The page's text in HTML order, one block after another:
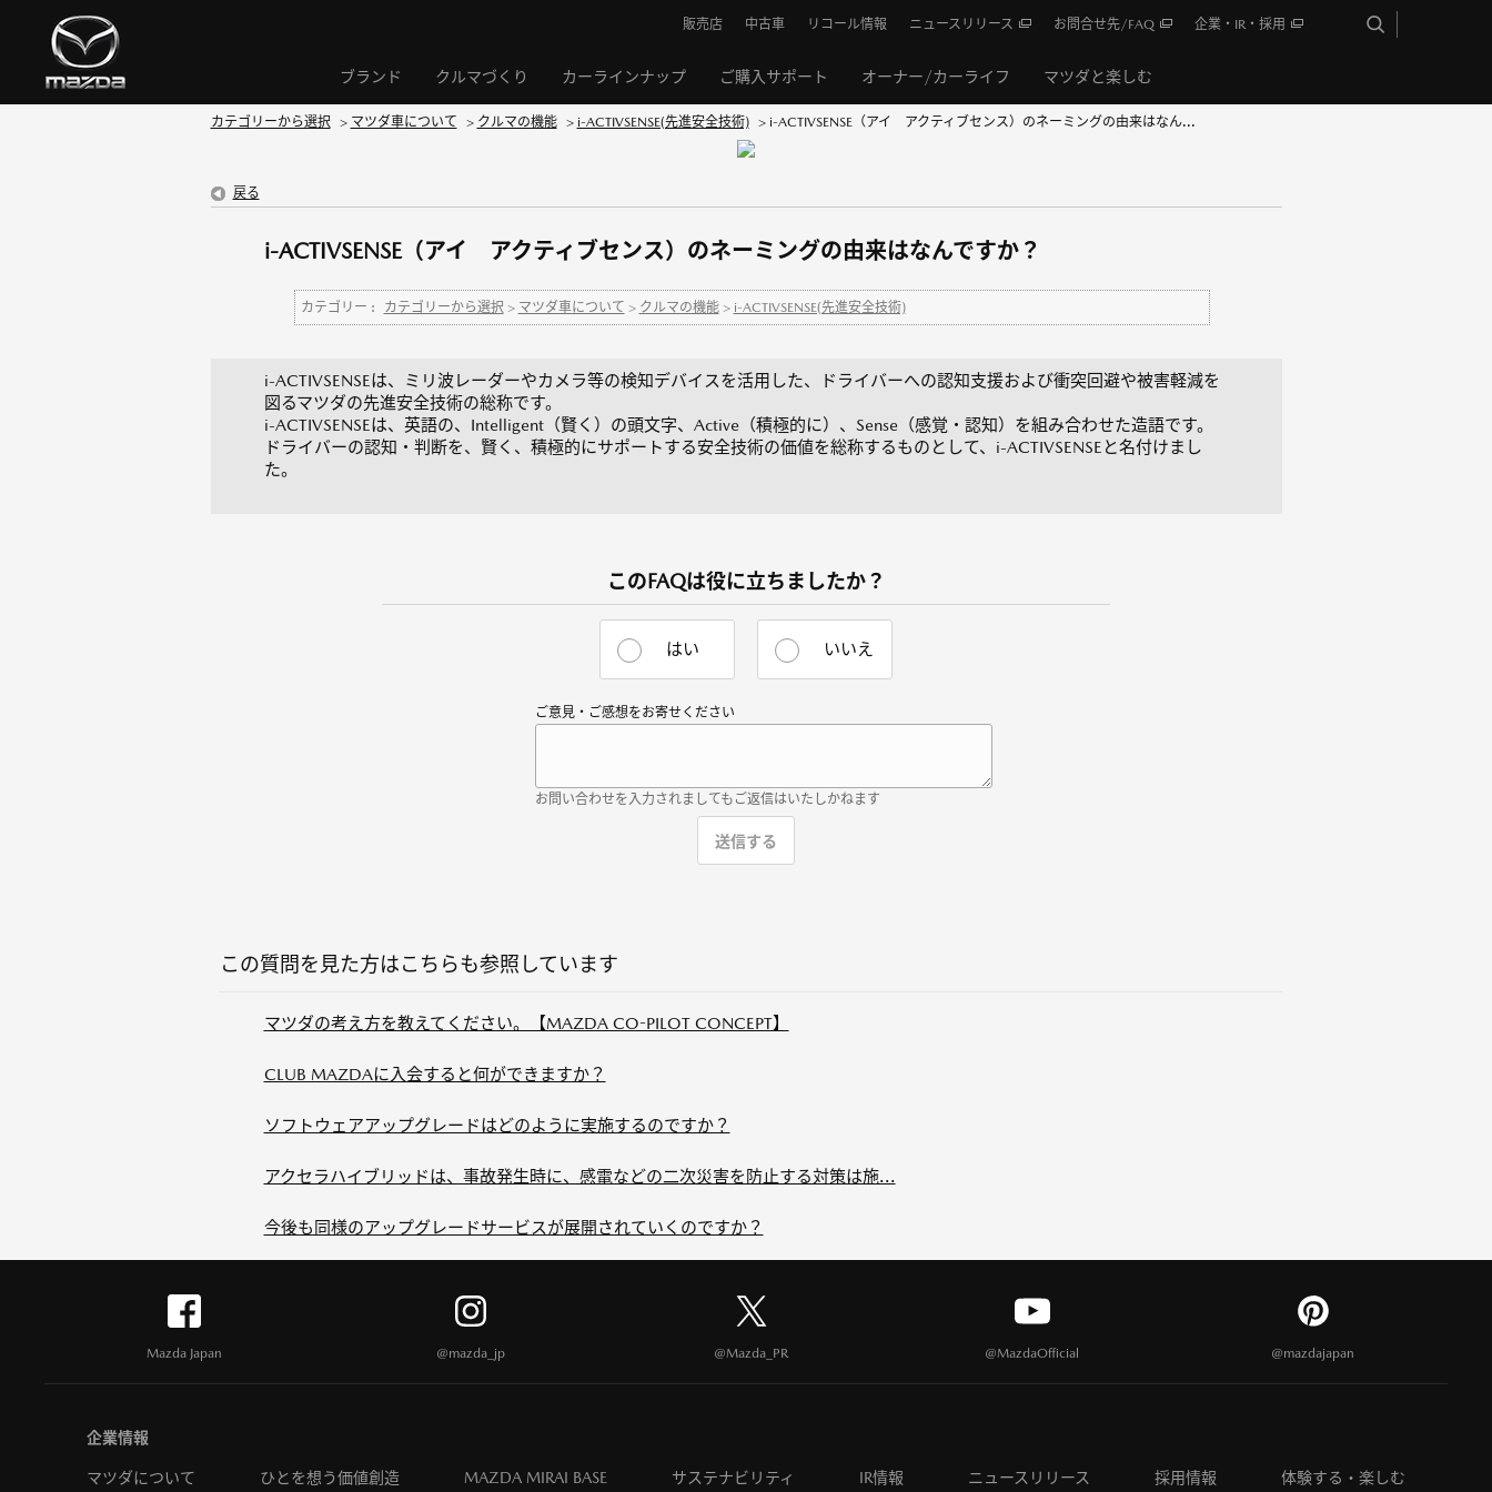
ブランド クルマづくり カーラインナップ ご購入サポート オーナー/カーライフ マツダと楽しむ
販売店 中古車 リコール情報 ニュースリリース お問合せ先/FAQ 企業・IR・採用
カテゴリーから選択 > マツダ車について > クルマの機能 > i-ACTIVSENSE(先進安全技術) > i-ACTIVSENSE（アイ アクティブセンス）のネーミングの由来はなん...
戻る
i-ACTIVSENSE（アイ アクティブセンス）のネーミングの由来はなんですか？
カテゴリー : カテゴリーから選択 > マツダ車について > クルマの機能> i-ACTIVSENSE(先進安全技術)
i-ACTIVSENSEは、ミリ波レーダーやカメラ等の検知デバイスを活用した、ドライバーへの認知支援および衝突回避や被害軽減を
図るマツダの先進安全技術の総称です。
i-ACTIVSENSEは、英語の、Intelligent（賢く）の頭文字、Active（積極的に）、Sense（感覚・認知）を組み合わせた造語です。
ドライバーの認知・判断を、賢く、積極的にサポートする安全技術の価値を総称するものとして、i-ACTIVSENSEと名付けまし
た。
このFAQは役に立ちましたか？
はい いいえ
ご意見・ご感想をお寄せください
お問い合わせを入力されましてもご返信はいたしかねます
この質問を見た方はこちらも参照しています
マツダの考え方を教えてください。【MAZDA CO-PILOT CONCEPT】
CLUB MAZDAに入会すると何ができますか？
ソフトウェアアップグレードはどのように実施するのですか？
アクセラハイブリッドは、事故発生時に、感電などの二次災害を防止する対策は施...
今後も同様のアップグレードサービスが展開されていくのですか？
Mazda Japan @mazda_jp @Mazda_PR @MazdaOfficial @mazdajapan
企業情報
マツダについて ひとを想う価値創造 MAZDA MIRAI BASE サステナビリティ IR情報 ニュースリリース 採用情報 体験する・楽しむ